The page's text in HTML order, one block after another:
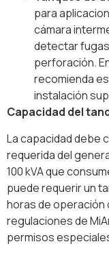
para
cámara
detectar
perforación.
recomienda
instalación
Capacidad del
La capacidad debe
requerida del
100 kVA que
puede requerir un
horas de operación
regulaciones de
permisos